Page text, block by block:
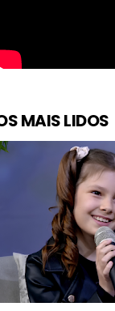
MAIS LIDOS